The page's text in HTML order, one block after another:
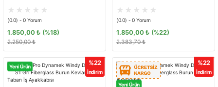
(0.0) - 0 Yorum
1.850,00 ₺
2.250,00 ₺
(%18)
(0.0) - 0 Yorum
1.850,00 ₺
2.383,70 ₺
(%22)
%22
İndirim
Yeni Ürün %22
İndirim
Yeni Ürün